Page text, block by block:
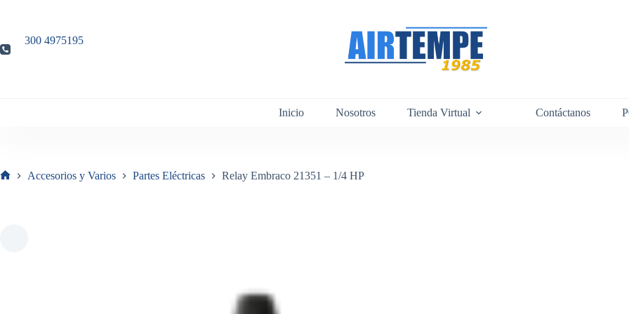
300 4975195
Inicio Nosotros Tienda Virtual Contáctanos
Accesorios y Varios Partes Eléctricas Relay Embraco 21351 – 1/4 HP